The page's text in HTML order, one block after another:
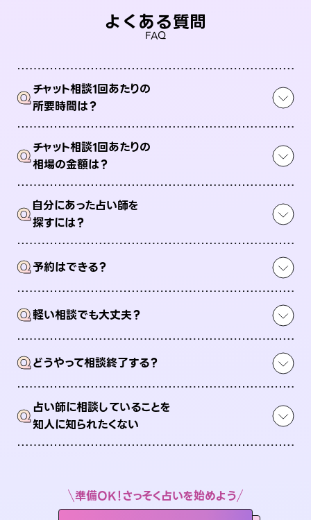
よくある質問
FAQ
Qチャット相談1回あたりの
所要時間は？
Qチャット相談1回あたりの
相場の金額は？
Q自分にあった占い師を
探すには？
Q予約はできる？
Q軽い相談でも大丈夫？
Qどうやって相談終了する？
Q占い師に相談していることを
知人に知られたくない
準備OK！さっそく占いを始めよう